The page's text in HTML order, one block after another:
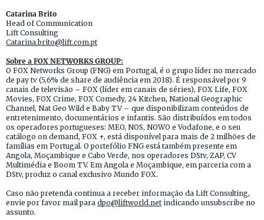
Catarina Brito
Head of Communication
Lift Consulting
Catarina.brito@lift.com.pt
Sobre a FOX NETWORKS GROUP:
O FOX Networks Group (FNG) em Portugal, é o grupo líder no mercado
de pay tv (5,6% de share de audiência em 2018). É responsável por 9
canais de televisão – FOX (líder em canais de séries), FOX Life, FOX
Movies, FOX Crime, FOX Comedy, 24 Kitchen, National Geographic
Channel, Nat Geo Wild e Baby TV – que disponibilizam conteúdos de
entretenimento, documentários e infantis. São distribuídos em todos
os operadores portugueses: MEO, NOS, NOWO e Vodafone, e o seu
catálogo on demand, FOX +, está disponível para mais de 2 milhões de
famílias em Portugal. O portefólio FNG está também presente em
Angola, Moçambique e Cabo Verde, nos operadores DStv, ZAP, CV
Multimédia e Boom TV. Em Angola e Moçambique, em parceria com a
DStv, produz o canal exclusivo Mundo FOX.
Caso não pretenda continua a receber informação da Lift Consulting,
envie por favor mail para dpo@liftworld.netindicando unsubscribe no
assunto.